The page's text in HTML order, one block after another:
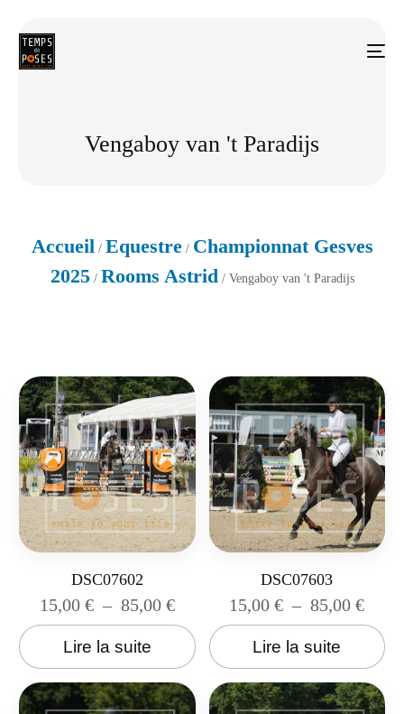
Vengaboy van 't Paradijs
Accueil / Equestre/ Championnat Gesves
2025/ Rooms Astrid / Vengaboy van 't Paradijs
DSC07602
15,00 € – 85,00 €
Lire la suite
DSC07603
15,00€ – 85,00€
Lire la suite